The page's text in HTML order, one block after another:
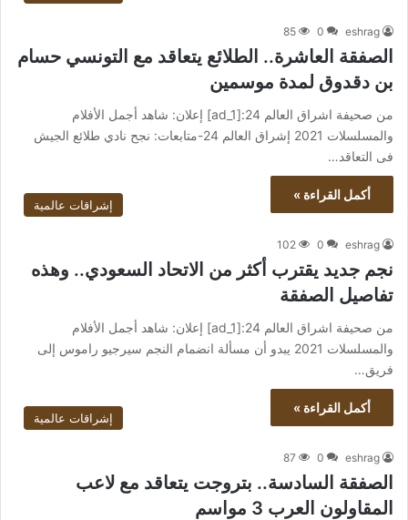
eshrag
0
85
الصفقة العاشرة.. الطلائع يتعاقد مع التونسي حسام
بن دقدوق لمدة موسمين
من صحيفة اشراق العالم 24:[ad_1] إعلان: شاهد أجمل الأفلام
والمسلسلات 2021 إشراق العالم 24-متابعات: نجح نادي طلائع الجيش
فى التعاقد…
أكمل القراءة »
إشراقات عالمية
eshrag
0
102
نجم جديد يقترب أكثر من الاتحاد السعودي.. وهذه
تفاصيل الصفقة
من صحيفة اشراق العالم 24:[ad_1] إعلان: شاهد أجمل الأفلام
والمسلسلات 2021 يبدو أن مسألة انضمام النجم سيرجيو راموس إلى
فريق…
أكمل القراءة »
إشراقات عالمية
eshrag
0
87
الصفقة السادسة.. بتروجت يتعاقد مع لاعب
المقاولون العرب 3 مواسم